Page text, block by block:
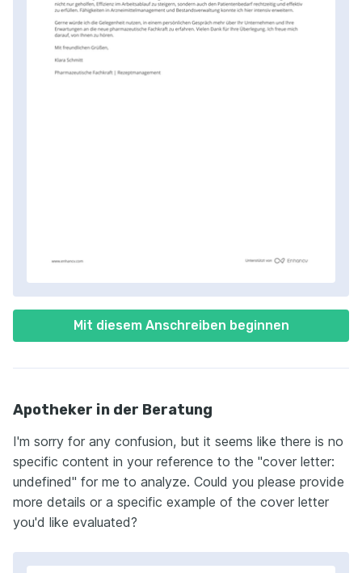
Mit diesem Anschreiben beginnen
Apotheker in der Beratung
I'm sorry for any confusion, but it seems like there is no
specific content in your reference to the "cover letter:
undefined" for me to analyze. Could you please provide
more details or a specific example of the cover letter
you'd like evaluated?